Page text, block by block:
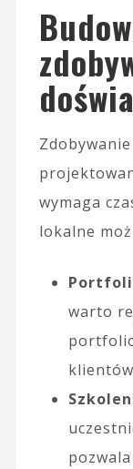
wymaga
lokalne
warto